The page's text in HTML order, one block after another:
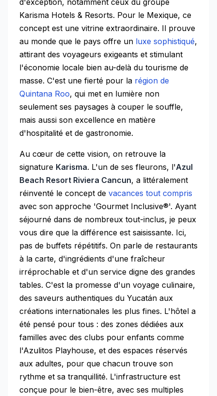
d'exception, notamment ceux du groupe
Karisma Hotels & Resorts. Pour le Mexique, ce
concept est une vitrine extraordinaire. Il prouve
au monde que le pays offre un luxe sophistiqué,
attirant des voyageurs exigeants et stimulant
l'économie locale bien au-delà du tourisme de
masse. C'est une fierté pour la région de
Quintana Roo, qui met en lumière non
seulement ses paysages à couper le souffle,
mais aussi son excellence en matière
d'hospitalité et de gastronomie.
Au cœur de cette vision, on retrouve la
signature Karisma. L'un de ses fleurons, l'Azul
Beach Resort Riviera Cancun, a littéralement
réinventé le concept de vacances tout compris
avec son approche 'Gourmet Inclusive®'. Ayant
séjourné dans de nombreux tout-inclus, je peux
vous dire que la différence est saisissante. Ici,
pas de buffets répétitifs. On parle de restaurants
à la carte, d'ingrédients d'une fraîcheur
irréprochable et d'un service digne des grandes
tables. C'est la promesse d'un voyage culinaire,
des saveurs authentiques du Yucatán aux
créations internationales les plus fines. L'hôtel a
été pensé pour tous : des zones dédiées aux
familles avec des clubs pour enfants comme
l'Azulitos Playhouse, et des espaces réservés
aux adultes, pour que chacun trouve son
rythme et sa tranquillité. L'infrastructure est
conçue pour le bien-être, avec ses multiples